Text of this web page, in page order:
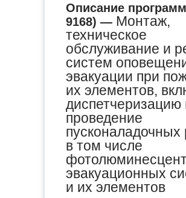
Описание
9168) — Монтаж,
техническое
обслуживание и
систем
эвакуации при
их элементов,
диспетчеризацию
проведение
пусконаладочных
в том числе
эвакуационных
и их элементов